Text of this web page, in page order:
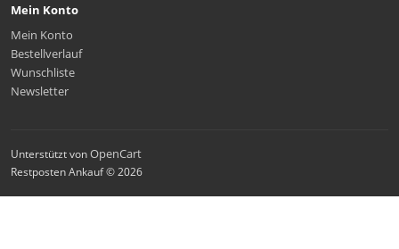
Mein Konto
Mein Konto
Bestellverlauf
Wunschliste
Newsletter
Unterstützt vonOpenCart
Restposten Ankauf © 2026